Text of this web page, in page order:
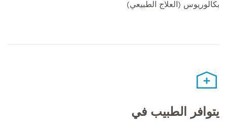
بكالوريوس (العلاج الطبيعي)
يتوافر الطبيب في